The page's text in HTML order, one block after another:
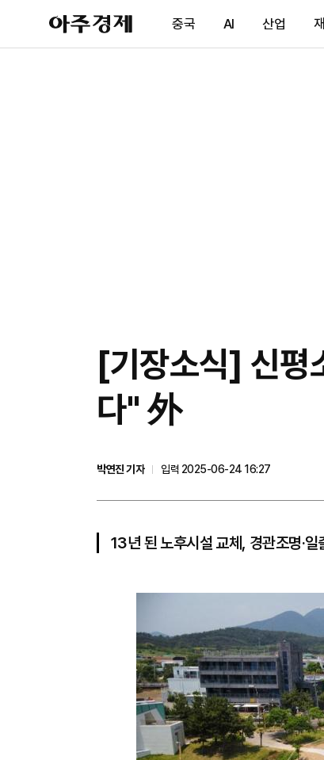
아
주
제
중국 AI 산업
[기장소식] 신평
다" 外
박연진 기자
입력 2025-06-24 16:27
13년 된 노후시설 교체, 경관조명·